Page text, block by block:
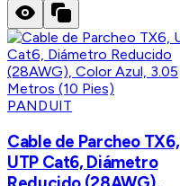
PANDUIT
Cable de Parcheo TX6,
UTP Cat6, Diámetro